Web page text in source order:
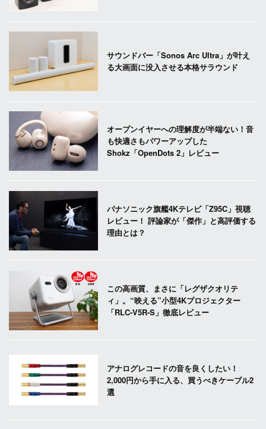
サウンドバー「Sonos Arc Ultra」が叶え
る大画面に没入させる本格サラウンド
オープンイヤーへの理解度が半端ない！音
も快適さもパワーアップした
Shokz「OpenDots 2」レビュー
パナソニック旗艦4Kテレビ「Z95C」視聴
レビュー！ 評論家が「傑作」と高評価する
理由とは？
この高画質、まさに「レグザクオリテ
ィ」。“映える”小型4Kプロジェクター
「RLC-V5R-S」徹底レビュー
アナログレコードの音を良くしたい！
2,000円から手に入る、買うべきケーブル2
選